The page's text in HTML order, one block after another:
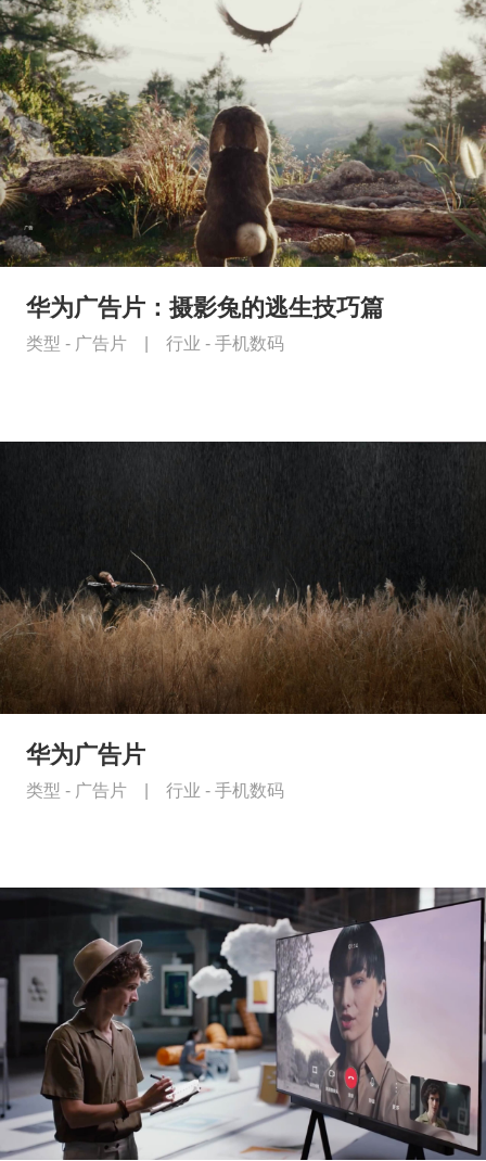
华为广告片：摄影兔的逃生技巧篇
类型 - 广告片 行业 - 手机数码
华为广告片
类型 - 广告片 行业 - 手机数码